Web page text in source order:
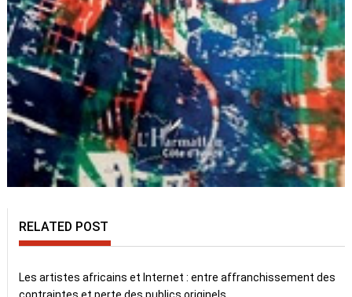
RELATED POST
Les artistes africains et Internet : entre affranchissement des
contraintes et perte des publics originels